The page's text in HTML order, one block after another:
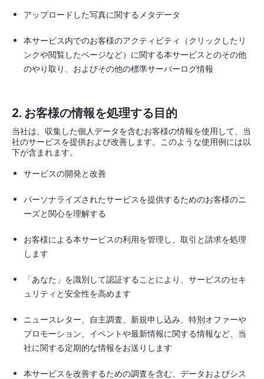
アップロードした写真に関するメタデータ
本サービス内でのお客様のアクティビティ（クリックしたリ
ンクや閲覧したページなど）に関する本サービスとのその他
のやり取り、およびその他の標準サーバーログ情報
2. お客様の情報を処理する目的
当社は、収集した個人データを含むお客様の情報を使用して、当
社のサービスを提供および改善します。このような使用例には以
下が含まれます。
サービスの開発と改善
パーソナライズされたサービスを提供するためのお客様のニ
ーズと関心を理解する
お客様による本サービスの利用を管理し、取引と請求を処理
します
「あなた」を識別して認証することにより、サービスのセキ
ュリティと安全性を高めます
ニュースレター、自主調査、新規申し込み、特別オファーや
プロモーション、イベントや最新情報に関する情報など、当
社に関する定期的な情報をお送りします
本サービスを改善するための調査を含む、データおよびシス